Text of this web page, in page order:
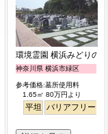
永代供養
環境霊園 横浜みどりの森
神奈川県 横浜市緑区
参考価格:墓所使用料
1.65㎡ 80万円より
平坦 バリアフリー